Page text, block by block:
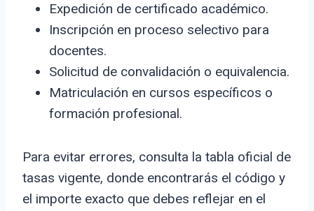
Expedición de certificado académico.
Inscripción en proceso selectivo para
docentes.
Solicitud de convalidación o equivalencia.
Matriculación en cursos específicos o
formación profesional.
Para evitar errores, consulta la tabla oficial de
tasas vigente, donde encontrarás el código y
el importe exacto que debes reflejar en el